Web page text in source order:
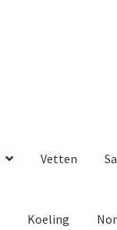
Vetten
Koeling